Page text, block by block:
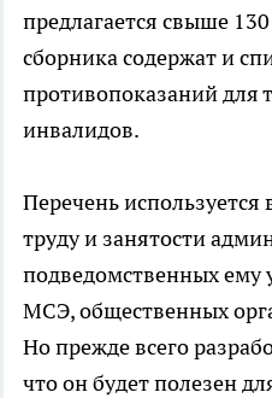
предлагается свыше
сборника содержат и
противопоказаний для
инвалидов.
Перечень используется
труду и занятости
подведомственных ему
МСЭ, общественных
Но прежде всего
что он будет полезен